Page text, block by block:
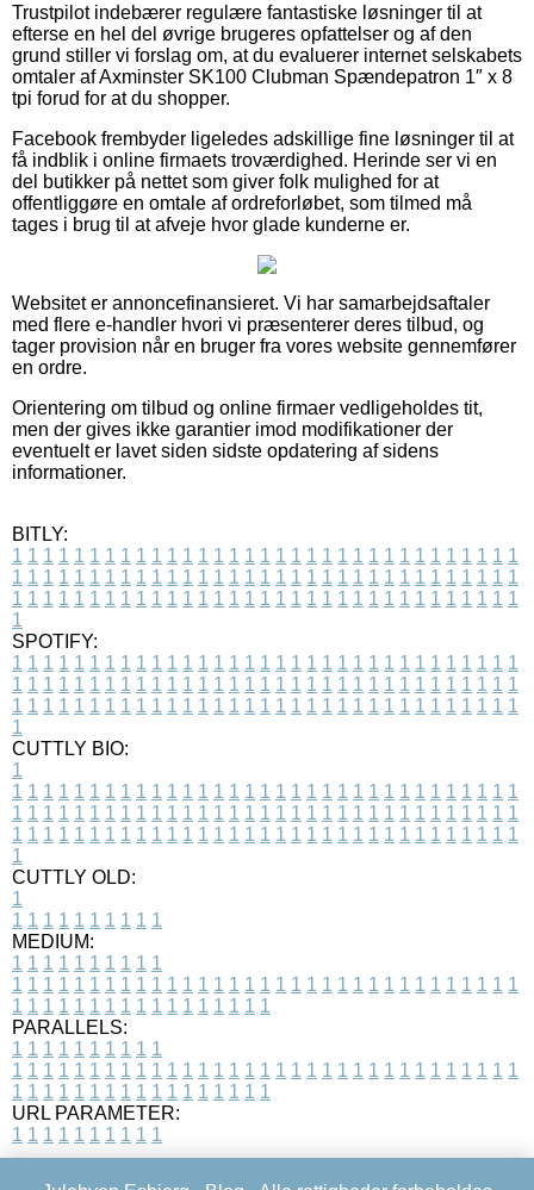
Trustpilot indebærer regulære fantastiske løsninger til at
efterse en hel del øvrige brugeres opfattelser og af den
grund stiller vi forslag om, at du evaluerer internet selskabets
omtaler af Axminster SK100 Clubman Spændepatron 1″ x 8
tpi forud for at du shopper.
Facebook frembyder ligeledes adskillige fine løsninger til at
få indblik i online firmaets troværdighed. Herinde ser vi en
del butikker på nettet som giver folk mulighed for at
offentliggøre en omtale af ordreforløbet, som tilmed må
tages i brug til at afveje hvor glade kunderne er.
Websitet er annoncefinansieret. Vi har samarbejdsaftaler
med flere e-handler hvori vi præsenterer deres tilbud, og
tager provision når en bruger fra vores website gennemfører
en ordre.
Orientering om tilbud og online firmaer vedligeholdes tit,
men der gives ikke garantier imod modifikationer der
eventuelt er lavet siden sidste opdatering af sidens
informationer.
BITLY:
1 1 1 1 1 1 1 1 1 1 1 1 1 1 1 1 1 1 1 1 1 1 1 1 1 1 1 1 1 1 1 1 1
1 1 1 1 1 1 1 1 1 1 1 1 1 1 1 1 1 1 1 1 1 1 1 1 1 1 1 1 1 1 1 1 1
1 1 1 1 1 1 1 1 1 1 1 1 1 1 1 1 1 1 1 1 1 1 1 1 1 1 1 1 1 1 1 1 1
1
SPOTIFY:
1 1 1 1 1 1 1 1 1 1 1 1 1 1 1 1 1 1 1 1 1 1 1 1 1 1 1 1 1 1 1 1 1
1 1 1 1 1 1 1 1 1 1 1 1 1 1 1 1 1 1 1 1 1 1 1 1 1 1 1 1 1 1 1 1 1
1 1 1 1 1 1 1 1 1 1 1 1 1 1 1 1 1 1 1 1 1 1 1 1 1 1 1 1 1 1 1 1 1
1
CUTTLY BIO:
1
1 1 1 1 1 1 1 1 1 1 1 1 1 1 1 1 1 1 1 1 1 1 1 1 1 1 1 1 1 1 1 1 1
1 1 1 1 1 1 1 1 1 1 1 1 1 1 1 1 1 1 1 1 1 1 1 1 1 1 1 1 1 1 1 1 1
1 1 1 1 1 1 1 1 1 1 1 1 1 1 1 1 1 1 1 1 1 1 1 1 1 1 1 1 1 1 1 1 1
1
CUTTLY OLD:
1
1 1 1 1 1 1 1 1 1 1
MEDIUM:
1 1 1 1 1 1 1 1 1 1
1 1 1 1 1 1 1 1 1 1 1 1 1 1 1 1 1 1 1 1 1 1 1 1 1 1 1 1 1 1 1 1 1
1 1 1 1 1 1 1 1 1 1 1 1 1 1 1 1 1
PARALLELS:
1 1 1 1 1 1 1 1 1 1
1 1 1 1 1 1 1 1 1 1 1 1 1 1 1 1 1 1 1 1 1 1 1 1 1 1 1 1 1 1 1 1 1
1 1 1 1 1 1 1 1 1 1 1 1 1 1 1 1 1
URL PARAMETER:
1 1 1 1 1 1 1 1 1 1